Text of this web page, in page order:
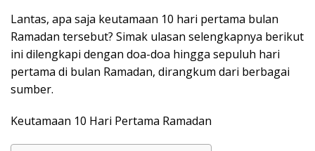
Lantas, apa saja keutamaan 10 hari pertama bulan
Ramadan tersebut? Simak ulasan selengkapnya berikut
ini dilengkapi dengan doa-doa hingga sepuluh hari
pertama di bulan Ramadan, dirangkum dari berbagai
sumber.
Keutamaan 10 Hari Pertama Ramadan